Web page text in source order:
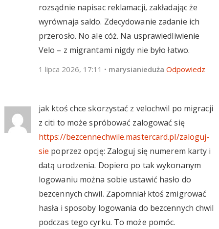
rozsądnie napisac reklamacji, zakładając że
wyrównaja saldo. Zdecydowanie zadanie ich
przerosło. No ale cóż. Na usprawiedliwienie
Velo – z migrantami nigdy nie było łatwo.
1 lipca 2026, 17:11 • marysianieduża Odpowiedz
jak ktoś chce skorzystać z velochwil po migracji
z citi to może spróbować zalogować się
https://bezcennechwile.mastercard.pl/zaloguj-
sie poprzez opcję: Zaloguj się numerem karty i
datą urodzenia. Dopiero po tak wykonanym
logowaniu można sobie ustawić hasło do
bezcennych chwil. Zapomniał ktoś zmigrować
hasła i sposoby logowania do bezcennych chwil
podczas tego cyrku. To może pomóc.